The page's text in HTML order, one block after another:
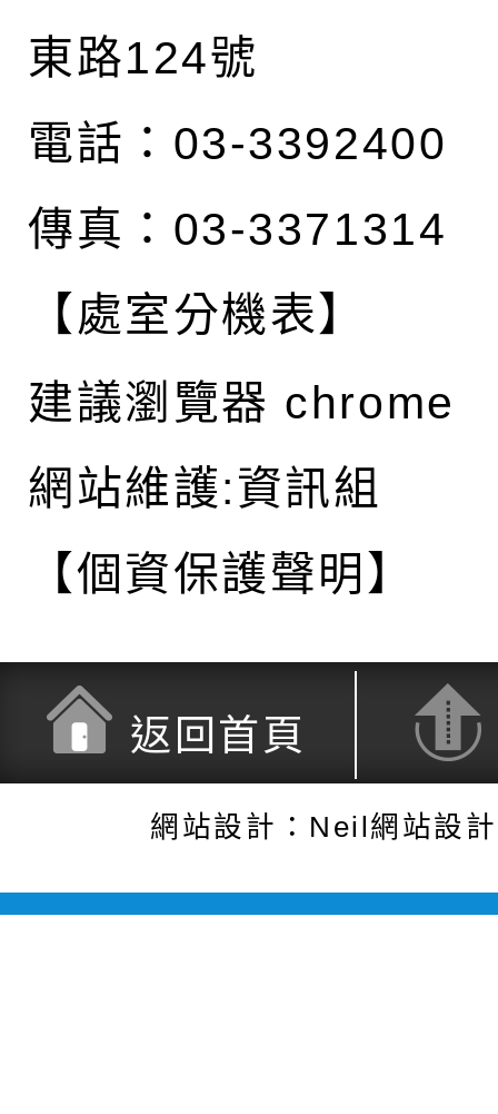
東路124號
電話：03-3392400
傳真：03-3371314
【處室分機表】
建議瀏覽器 chrome
網站維護:資訊組
【個資保護聲明】
返回首頁
網站設計：Neil網站設